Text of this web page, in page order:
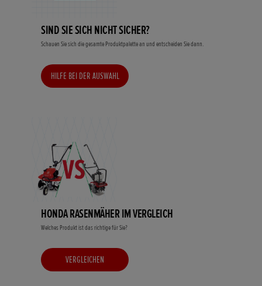
SIND SIE SICH NICHT SICHER?
Schauen Sie sich die gesamte Produktpalette an und entscheiden Sie dann.
HILFE BEI DER AUSWAHL
HONDA RASENMÄHER IM VERGLEICH
Welches Produkt ist das richtige für Sie?
VERGLEICHEN